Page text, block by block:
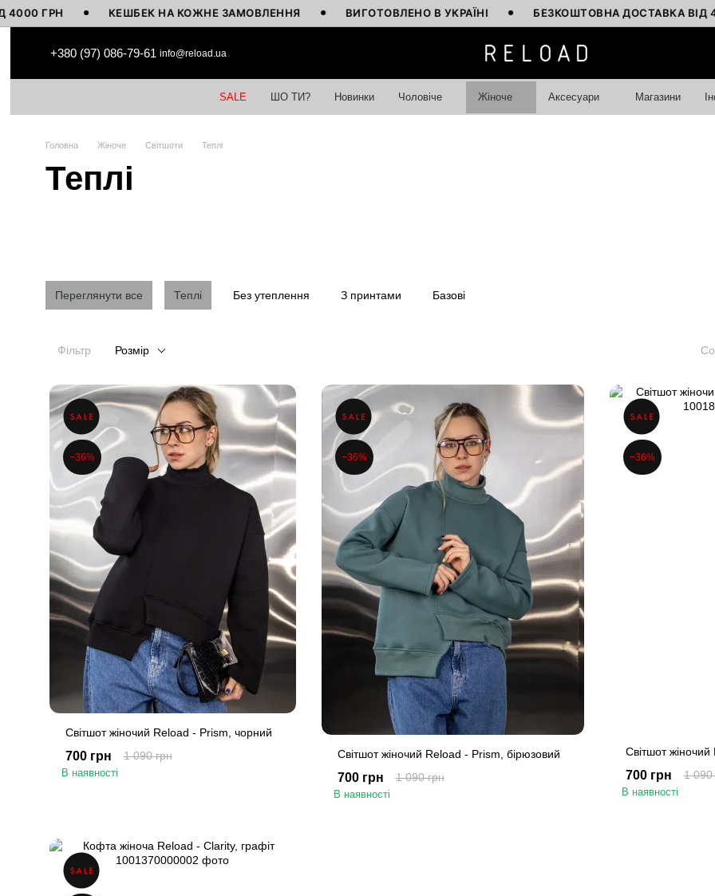
КЕШБЕК НА КОЖНЕ ЗАМОВЛЕННЯ ВИГОТОВЛЕНО В УКРАЇНІ БЕЗКОШТОВНА ДОСТАВКА ВІД 4000
+380 (97) 086-79-61 info@reload.ua
SALE ШО ТИ? Новинки Чоловіче Жіноче Аксесуари Магазини
Головна Жіноче Світшоти Теплі
Теплі
Переглянути все Теплі Без утеплення З принтами Базові
Фільтр Розмір
−36%
Світшот жіночий Reload - Prism, чорний
1 090 грн
700 грн
В наявності
−36%
Світшот жіночий Reload - Prism, бірюзовий
1 090 грн
700 грн
В наявності
−36%
Світшот
1 090
700 грн
В наявності